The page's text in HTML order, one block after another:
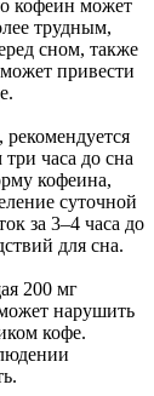
кофеин может
трудным,
сном, также
привести
часа до сна
кофеина,
суточной
за 3–4 часа до
для сна.
200 мг
нарушить
кофе.